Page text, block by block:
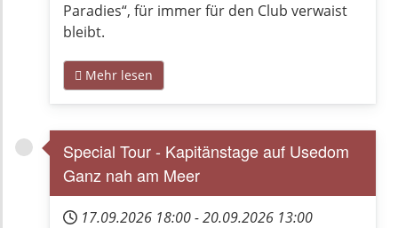
Paradies“, für immer für den Club verwaist
bleibt.
Mehr lesen
Special Tour - Kapitänstage auf Usedom
Ganz nah am Meer
17.09.2026 18:00-20.09.2026 13:00